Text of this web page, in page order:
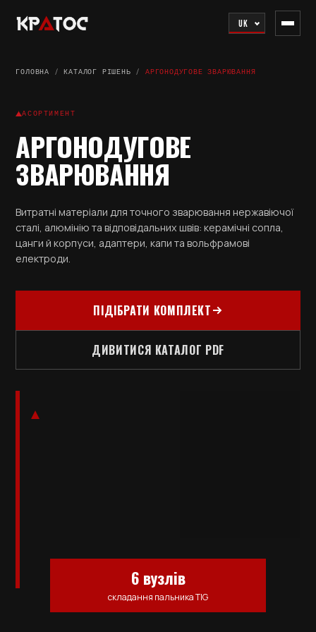
UK
ГОЛОВНА /КАТАЛОГ РІШЕНЬ /АРГОНОДУГОВЕ ЗВАРЮВАННЯ
АСОРТИМЕНТ
АРГОНОДУГОВЕ
ЗВАРЮВАННЯ
Витратні матеріали для точного зварювання нержавіючої
сталі, алюмінію та відповідальних швів: керамічні сопла,
цанги й корпуси, адаптери, капи та вольфрамові
електроди.
ПІДІБРАТИ КОМПЛЕКТ
ДИВИТИСЯ КАТАЛОГ PDF
6 вузлів
складання пальника TIG